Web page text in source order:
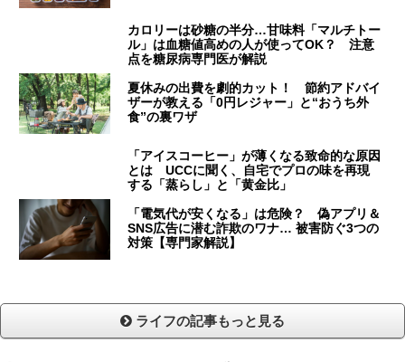
カロリーは砂糖の半分…甘味料「マルチトー
ル」は血糖値高めの人が使ってOK？ 注意
点を糖尿病専門医が解説
夏休みの出費を劇的カット！ 節約アドバイ
ザーが教える「0円レジャー」と“おうち外
食”の裏ワザ
「アイスコーヒー」が薄くなる致命的な原因
とは UCCに聞く、自宅でプロの味を再現
する「蒸らし」と「黄金比」
「電気代が安くなる」は危険？ 偽アプリ＆
SNS広告に潜む詐欺のワナ… 被害防ぐ3つの
対策【専門家解説】
ライフの記事もっと見る